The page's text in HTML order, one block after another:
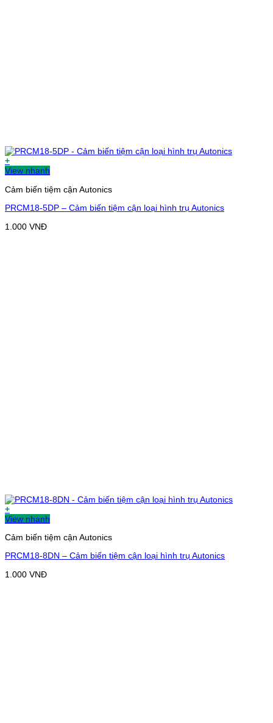
+
View nhanh
Cảm biến tiệm cận Autonics
PRCM18-5DP – Cảm biến tiệm cận loại hình trụ Autonics
1.000 VNĐ
+
View nhanh
Cảm biến tiệm cận Autonics
PRCM18-8DN – Cảm biến tiệm cận loại hình trụ Autonics
1.000 VNĐ